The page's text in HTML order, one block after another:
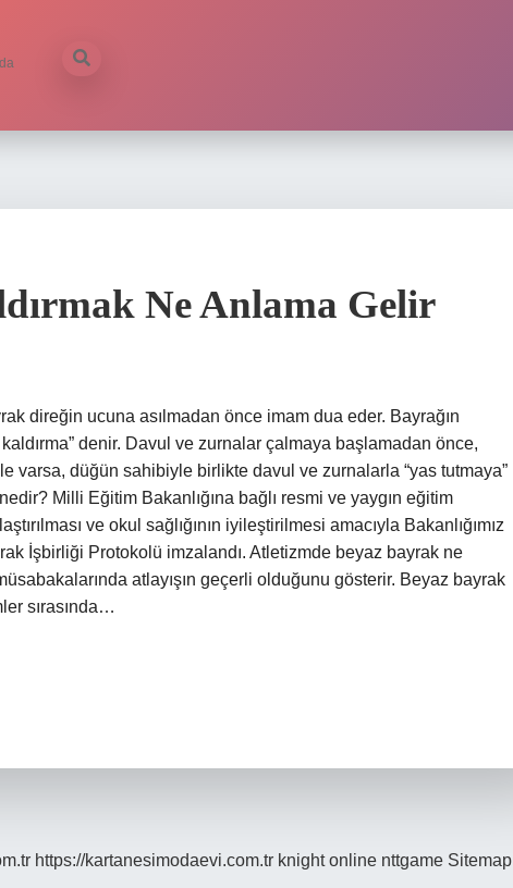
Ne Anlama Gelir
direğin ucuna asılmadan önce imam dua eder. Bayrağın
denir. Davul ve zurnalar çalmaya başlamadan önce,
varsa, düğün sahibiyle birlikte davul ve zurnalarla “yas tutmaya”
Milli Eğitim Bakanlığına bağlı resmi ve yaygın eğitim
ve okul sağlığının iyileştirilmesi amacıyla Bakanlığımız
İşbirliği Protokolü imzalandı. Atletizmde beyaz bayrak ne
atlayışın geçerli olduğunu gösterir. Beyaz bayrak
sırasında…
https://kartanesimodaevi.com.tr knight online nttgame Sitemap